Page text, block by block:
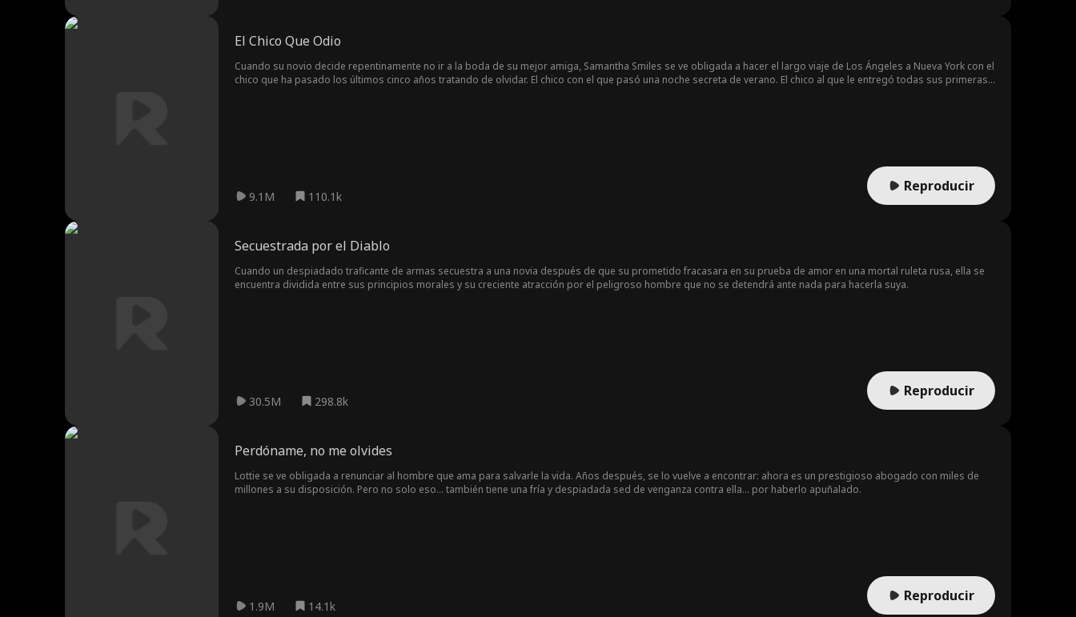
El Chico Que Odio
Cuando su novio decide repentinamente no ir a la boda de su mejor amiga, Samantha Smiles se ve obligada a hacer el largo viaje de Los Ángeles a Nueva York con el
chico que ha pasado los últimos cinco años tratando de olvidar. El chico con el que pasó una noche secreta de verano. El chico al que le entregó todas sus primeras
9.1M 110.1k
Reproducir
Secuestrada por el Diablo
Cuando un despiadado traficante de armas secuestra a una novia después de que su prometido fracasara en su prueba de amor en una mortal ruleta rusa, ella se
encuentra dividida entre sus principios morales y su creciente atracción por el peligroso hombre que no se detendrá ante nada para hacerla suya.
30.5M 298.8k
Reproducir
Perdóname, no me olvides
Lottie se ve obligada a renunciar al hombre que ama para salvarle la vida. Años después, se lo vuelve a encontrar: ahora es un prestigioso abogado con miles de
millones a su disposición. Pero no solo eso… también tiene una fría y despiadada sed de venganza contra ella… por haberlo apuñalado.
1.9M 14.1k
Reproducir